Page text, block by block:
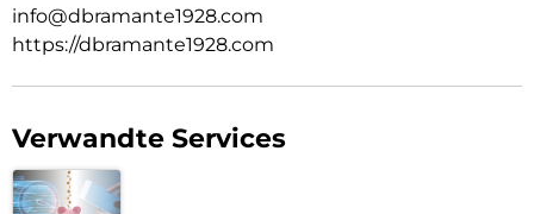
info@dbramante1928.com
https://dbramante1928.com
Verwandte Services